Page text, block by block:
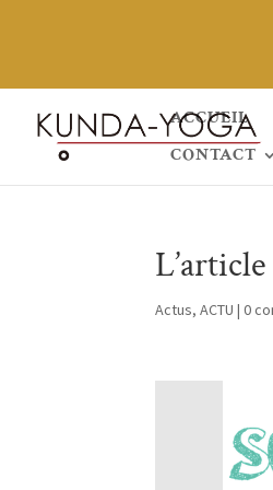
ACCUEIL
CONTACT
Actus, ACTU | 0